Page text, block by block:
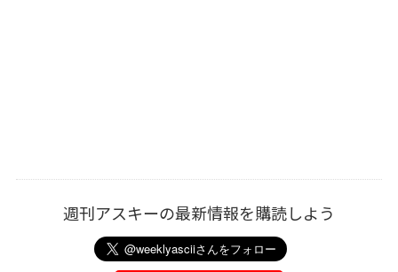
週刊アスキーの最新情報を購読しよう